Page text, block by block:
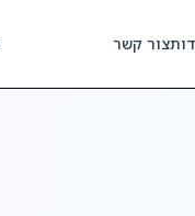
צור קשר